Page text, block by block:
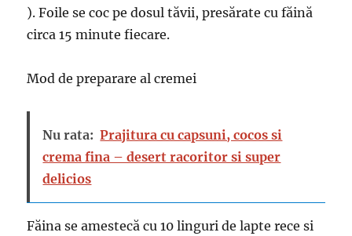
). Foile se coc pe dosul tăvii, presărate cu făină
circa 15 minute fiecare.
Mod de preparare al cremei
Nu rata: Prajitura cu capsuni, cocos si
crema fina – desert racoritor si super
delicios
Făina se amestecă cu 10 linguri de lapte rece si